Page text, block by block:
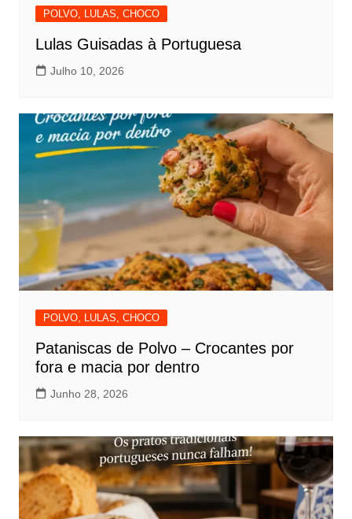
POLVO, LULAS, CHOCO
Lulas Guisadas à Portuguesa
Julho 10, 2026
POLVO, LULAS, CHOCO
Pataniscas de Polvo – Crocantes por
fora e macia por dentro
Junho 28, 2026